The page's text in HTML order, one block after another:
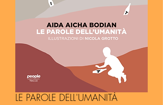
LE PAROLE DELL'UMANITÀ